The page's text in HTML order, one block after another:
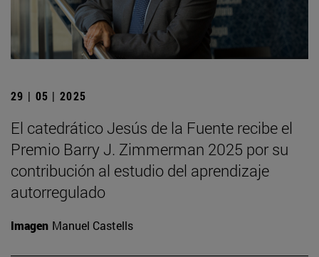
29 | 05 | 2025
El catedrático Jesús de la Fuente recibe el
Premio Barry J. Zimmerman 2025 por su
contribución al estudio del aprendizaje
autorregulado
Imagen Manuel Castells